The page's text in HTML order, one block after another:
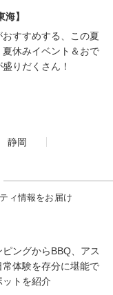
】
すすめする、この夏
休みイベント＆おで
りだくさん！
静岡
ィ情報をお届け
ングからBBQ、アス
体験を存分に堪能で
ットを紹介